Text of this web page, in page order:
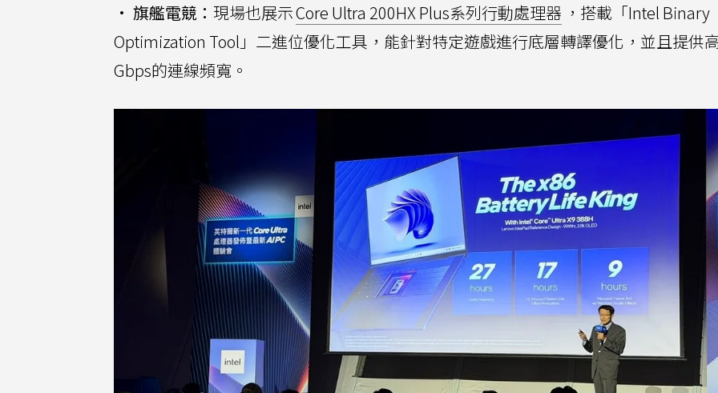
• 旗艦電競： 現場也展示Core Ultra 200HX Plus系列行動處理器 ，搭載「Intel Binary
Optimization Tool」二進位優化工具，能針對特定遊戲進行底層轉譯優化，並且提供
Gbps的連線頻寬。